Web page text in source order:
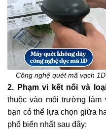
Công nghệ quét mã vạch
2. Phạm vi kết nối và
thuộc vào môi trường làm
bạn có thể lựa chọn giữa
phổ biến nhất sau đây: